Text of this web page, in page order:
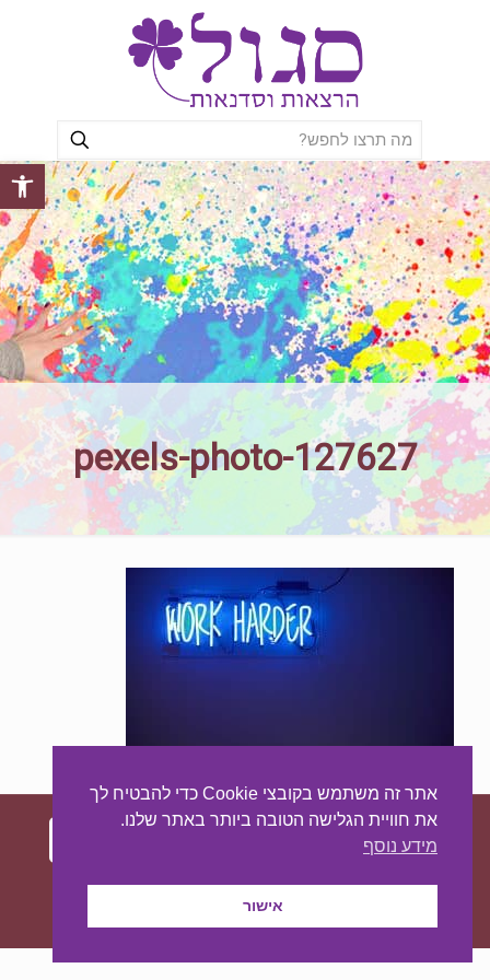
פתח
pexels-photo-127627
עיצוב ובניית האתר:מאסטר סייט - יצירת נוכחות
באינטרנט
אתר זה משתמש בקובצי Cookie כדי להבטיח לך
את חוויית הגלישה הטובה ביותר באתר שלנו.
מידע נוסף
אישור